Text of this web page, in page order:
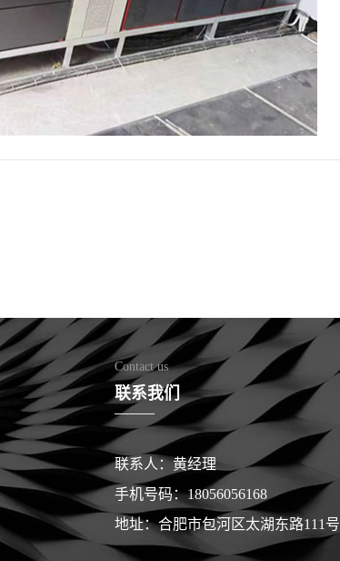
Contact us
联系我们
联系人：黄经理
手机号码：18056056168
地址：合肥市包河区太湖东路111号